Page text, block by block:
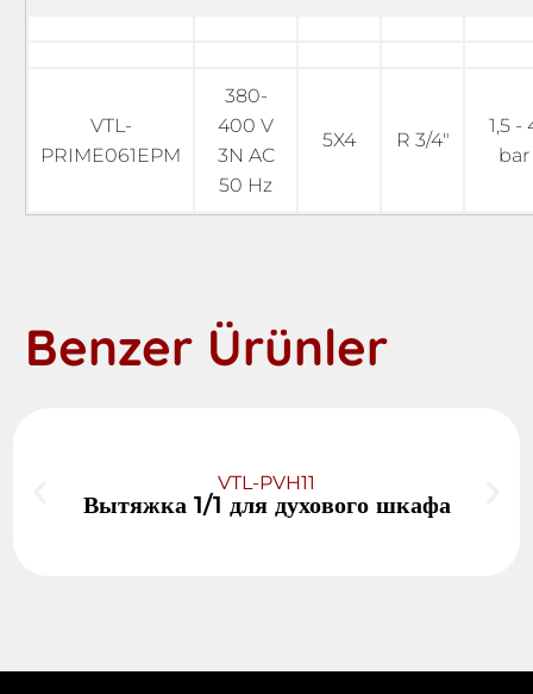
VTL-
PRIME061EPM
380-
400 V
3N AC
50 Hz
5X4 R 3/4"
1,5 -
bar
Benzer Ürünler
VTL-PVH11
Вытяжка 1/1 для духового шкафа